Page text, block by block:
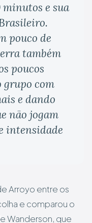
e sua
pouco de
também
poucos
grupo com
e dando
não jogam
intensidade
Arroyo entre os
e comparou o
Wanderson, que